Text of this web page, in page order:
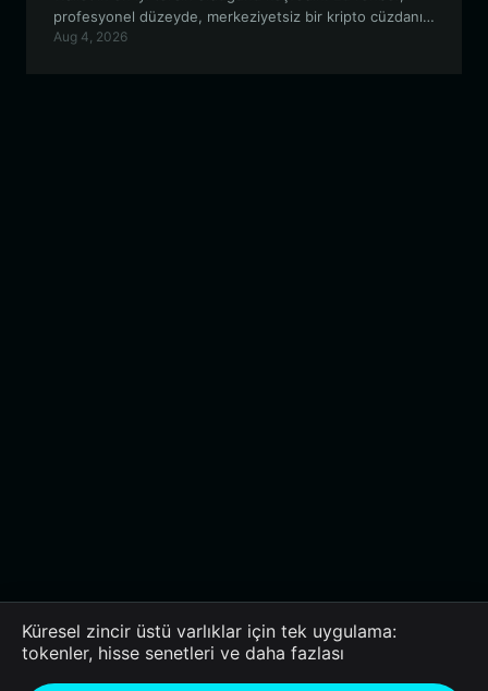
profesyonel düzeyde, merkeziyetsiz bir kripto cüzdanı
kullanarak Solana tabanlı deneysel türev token
Aug 4, 2026
Küresel zincir üstü varlıklar için tek uygulama:
tokenler, hisse senetleri ve daha fazlası